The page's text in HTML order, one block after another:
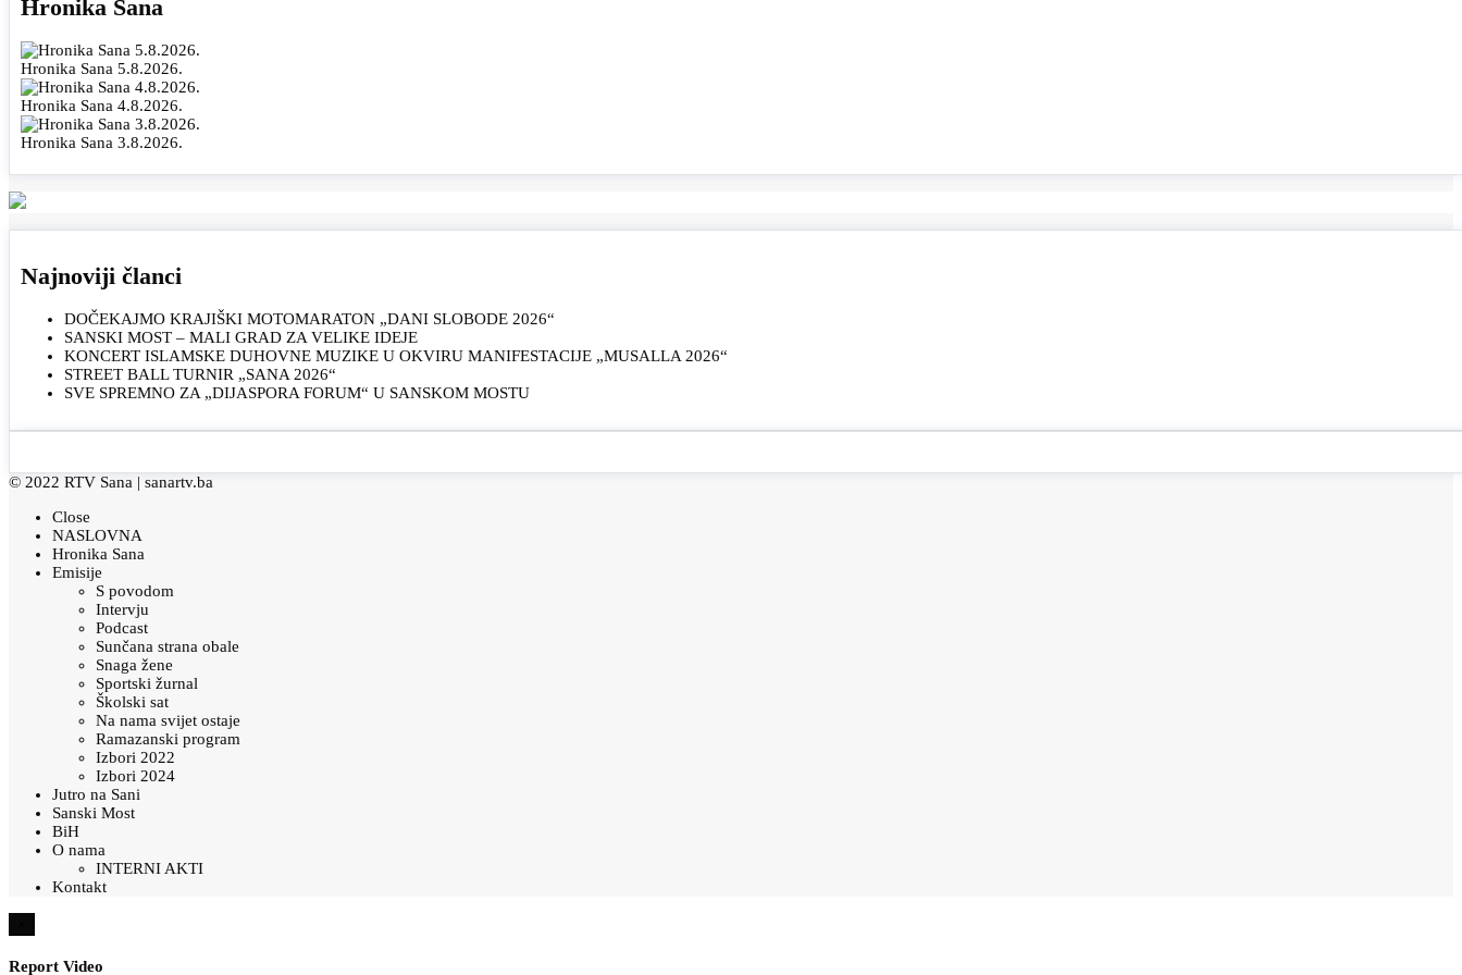
Hronika Sana
Hronika Sana 5.8.2026.
Hronika Sana 4.8.2026.
Hronika Sana 3.8.2026.
Najnoviji članci
DOČEKAJMO KRAJIŠKI MOTOMARATON „DANI SLOBODE 2026“
SANSKI MOST – MALI GRAD ZA VELIKE IDEJE
KONCERT ISLAMSKE DUHOVNE MUZIKE U OKVIRU MANIFESTACIJE „MUSALLA 2026“
STREET BALL TURNIR „SANA 2026“
SVE SPREMNO ZA „DIJASPORA FORUM“ U SANSKOM MOSTU
© 2022 RTV Sana | sanartv.ba
Close
NASLOVNA
Hronika Sana
Emisije
S povodom
Intervju
Podcast
Sunčana strana obale
Snaga žene
Sportski žurnal
Školski sat
Na nama svijet ostaje
Ramazanski program
Izbori 2022
Izbori 2024
Jutro na Sani
Sanski Most
BiH
O nama
INTERNI AKTI
Kontakt
Report Video